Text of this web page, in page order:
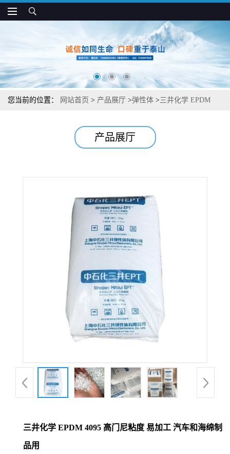
您当前的位置： 网站首页 > 产品展厅 >弹性体 >三井化学 EPDM
产品展厅
三井化学 EPDM 4095 高门尼粘度 易加工 汽车和海绵制
品用